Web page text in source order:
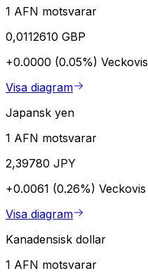
1 AFN motsvarar
0,0112610 GBP
+0.0000 (0.05%) Veckovis
Visa diagram
Japansk yen
1 AFN motsvarar
2,39780 JPY
+0.0061 (0.26%) Veckovis
Visa diagram
Kanadensisk dollar
1 AFN motsvarar